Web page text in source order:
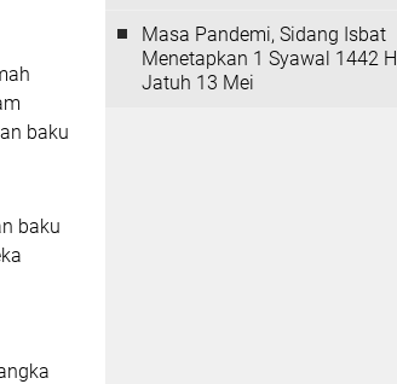
baku
baku
Masa Pandemi, Sidang Isbat
Menetapkan 1 Syawal 1442 H
Jatuh 13 Mei